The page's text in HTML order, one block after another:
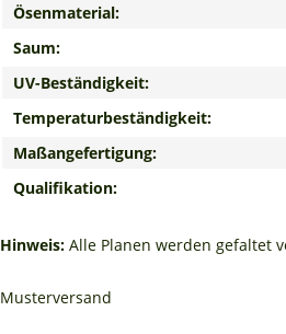
Ösenmaterial:
Saum:
UV-Beständigkeit:
Temperaturbeständigkeit:
Maßangefertigung:
Qualifikation:
Hinweis: Alle Planen werden gefaltet
Musterversand